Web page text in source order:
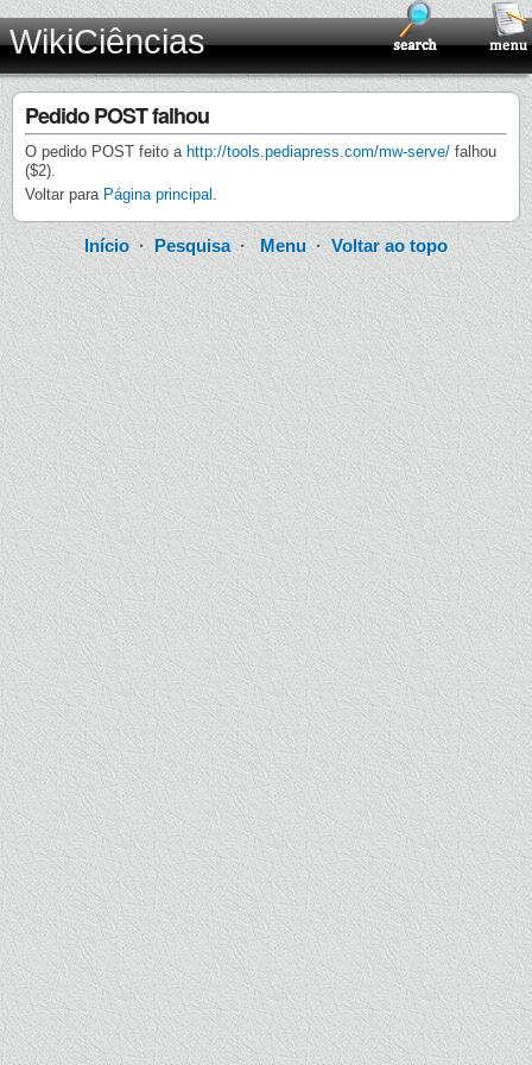
WikiCiências
Pedido POST falhou
O pedido POST feito a http://tools.pediapress.com/mw-serve/ falhou
($2).
Voltar para Página principal .
Início·Pesquisa· Menu· Voltar ao topo